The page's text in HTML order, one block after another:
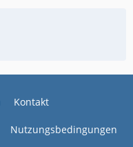
Kontakt
Nutzungsbedingungen